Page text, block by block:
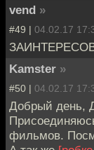
vend »
#49 | 04.02.17
Kamster »
#50 | 04.02.17
Добрый день,
фильмов.